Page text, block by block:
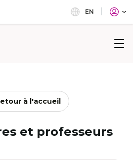
EN
à l'accueil
et professeurs